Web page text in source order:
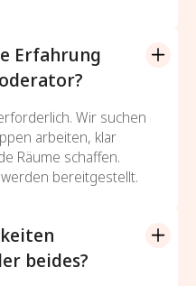
Erfahrung
Wir suchen
arbeiten, klar
Räume schaffen.
bereitgestellt.
beides?